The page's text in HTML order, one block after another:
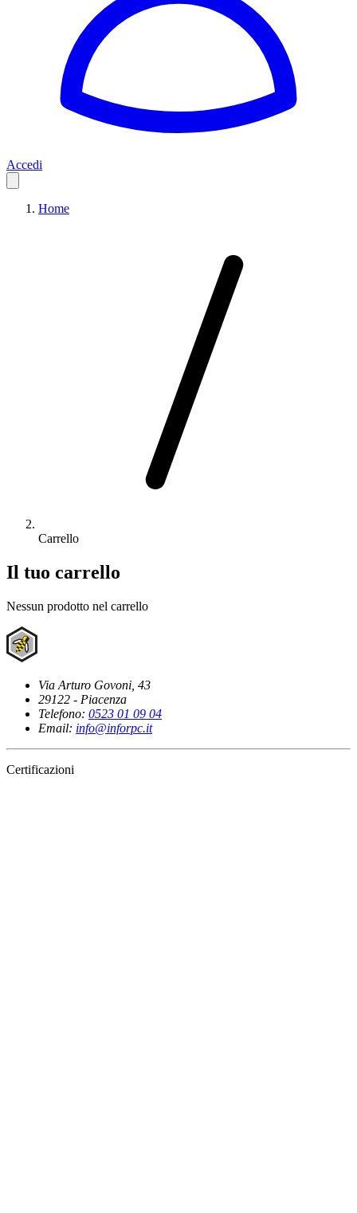
Accedi
Home
Carrello
Il tuo carrello
Nessun prodotto nel carrello
Via Arturo Govoni, 43
29122 - Piacenza
Telefono: 0523 01 09 04
Email: info@inforpc.it
Certificazioni